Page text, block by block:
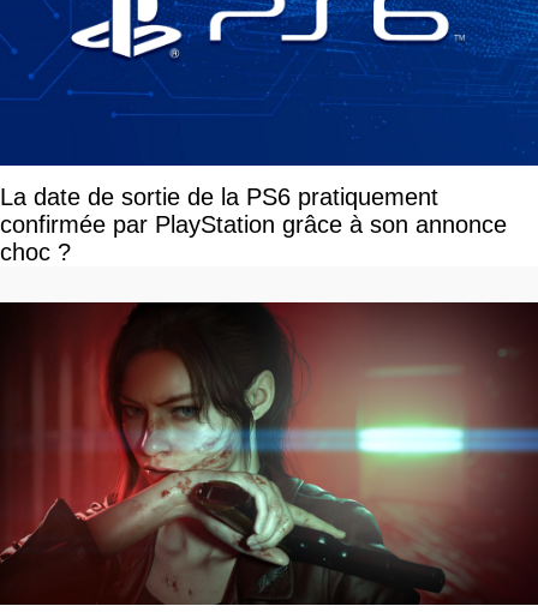
La date de sortie de la PS6 pratiquement
confirmée par PlayStation grâce à son annonce
choc ?